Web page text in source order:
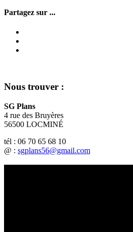
Partagez sur ...
Nous trouver :
SG Plans
4 rue des Bruyères
56500 LOCMINÉ
tél : 06 70 65 68 10
@ : sgplans56@gmail.com